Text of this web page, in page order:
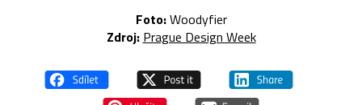
Foto:Woodyfier
Zdroj: Prague Design Week